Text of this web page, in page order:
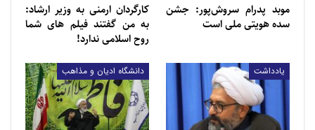
موبد پدرام سروش‌پور: جشن
سده هویتی ملی است
کارگردان ارمنی به وزیر ارشاد:
به من گفتند فیلم های شما
روح اسلامی ندارد!
یادداشت دانشگاه ادیان و مذاهب